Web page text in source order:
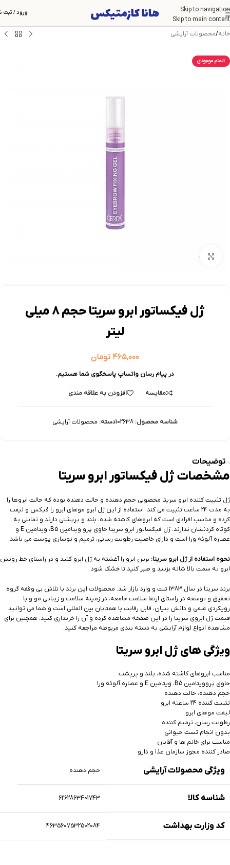
Skip to navigation
Skip to main content
ورود / ثبت
خانه/محصولات آرایشی
اتمام موجودی
بزرگنمایی تصویر
ژل فیکساتور ابرو سریتا حجم 8 میلی
لیتر
۴۶۵,۰۰۰ تومان
در پیام رسان واتساپ پاسخگوی شما هستیم.
مقایسه افزودن به علاقه مندی
شناسه محصول: 102638دسته: محصولات آرایشی
توضیحات
مشخصات ژل فیکساتور ابرو سریتا
ژل تثبیت کننده ابرو سریتا محصولی حجم دهنده و حالت دهنده بوده که حالت ابروها را
به مدت 24 ساعت تثبیت می کند. استفاده از این ژل ابرو موهای ابرو را فیکس و لیفت
کرده و مناسب افرادی است که ابروهای کاشته شده، بلند و پرپشتی دارند و تمایلی به
کوتاه کردنشان ندارند. ژل فیکساتور ابرو سریتا حاوی پرو ویتامین B5، ویتامین E و
عصاره آلوئه ورا است و دارای خاصیت رطوبت رسانی، ترمیم و نوسازی پوست می باشد.
نحوه استفاده از ژل ابرو سریتا: برس ابرو را آغشته به ژل ابرو کنید و در راستای خط رویش
ابرو به سمت بالا شانه بزنید و صبر کنید تا خشک شود.
برند سریتا در سال 1383 ثبت و وارد بازار شد. محصولات این برند با تلاش بی وقفه گروه
تحقیق و توسعه در راستای ارتقا سلامت جامعه، در زمینه سلامت و زیبایی مو و با
رویکردی علمی و دانش بنیان، قابل رقابت با همتایان بین المللی است و شما می توانید
قیمت ژل ابروی سریتا را در این صفحه مشاهده کرده و آن را خریداری کنید. همچنین برای
مشاهده انواع لوازم آرایشی به دسته بندی مربوطه مراجعه کنید.
ویژگی های ژل ابرو سریتا
مناسب ابروهای کاشته شده، بلند و پرپشت
حاوی پروویتامین B5، ویتامین E و عصاره آلوئه ورا
حجم دهنده، حالت دهنده
تثبیت کننده 24 ساعته ابرو
لیفت موهای ابرو
رطوبت رسان، ترمیم کننده
بدون انجام تست حیوانی
مناسب برای خانم ها و آقایان
صادر کننده مجوز سازمان غذا و دارو
ویژگی محصولات آرایشی حجم دهنده
شناسه کالا 6262863401743
کد وزارت بهداشت 4635607532502084